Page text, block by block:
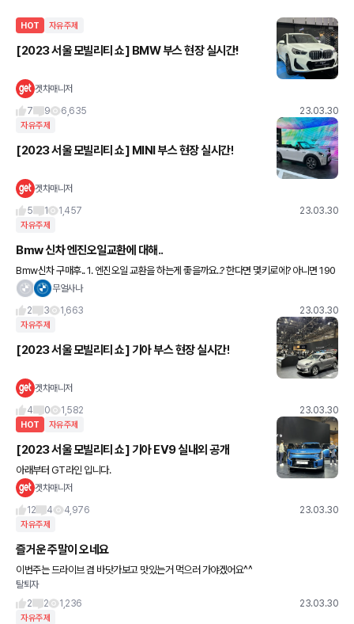
HOT 자유주제
[2023 서울 모빌리티 쇼] BMW 부스 현장 실시간!
겟차매니저
7
9 6,635 23.03.30
자유주제
[2023 서울 모빌리티 쇼] MINI 부스 현장 실시간!
겟차매니저
5
1 1,457 23.03.30
자유주제
Bmw 신차 엔진오일교환에 대해..
Bmw신차 구매후.. 1. 엔진오일 교환을 하는게 좋을까요..? 한다면 몇키로에? 아니면 190
00정도에 불 들어오면 서비스센터 가는게 좋을까요?ㅜ 2. 혹시 엔진오일을 교환한다면
무얼사나
2
3 1,663 23.03.30
자유주제
[2023 서울 모빌리티 쇼] 기아 부스 현장 실시간!
겟차매니저
4
0 1,582 23.03.30
HOT 자유주제
[2023 서울 모빌리티 쇼] 기아 EV9 실내외 공개
아래부터 GT라인 입니다.
겟차매니저
12
4 4,976 23.03.30
자유주제
즐거운 주말이 오네요
이번주는 드라이브 겸 바닷가보고 맛있는거 먹으러 가야겠어요^^
탈퇴자
2
2 1,236 23.03.30
자유주제